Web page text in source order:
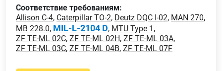
Соответствие требованиям:
Allison C-4, Caterpillar TO-2, Deutz DQC I-02, MAN 270,
MB 228.0, MIL-L-2104 D, MTU Type 1 ,
ZF TE-ML 02C, ZF TE-ML 02H, ZF TE-ML 03A,
ZF TE-ML 03C, ZF TE-ML 04B, ZF TE-ML 07F